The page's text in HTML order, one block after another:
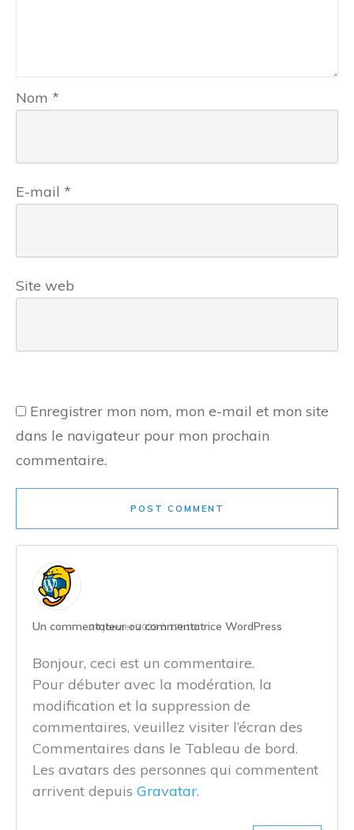
Nom *
E-mail *
Site web
Enregistrer mon nom, mon e-mail et mon site
dans le navigateur pour mon prochain
commentaire.
POST COMMENT
Un commentateur ou commentatrice WordPress
24 janvier 2023 à 17h10
Bonjour, ceci est un commentaire.
Pour débuter avec la modération, la
modification et la suppression de
commentaires, veuillez visiter l’écran des
Commentaires dans le Tableau de bord.
Les avatars des personnes qui commentent
arrivent depuis Gravatar.